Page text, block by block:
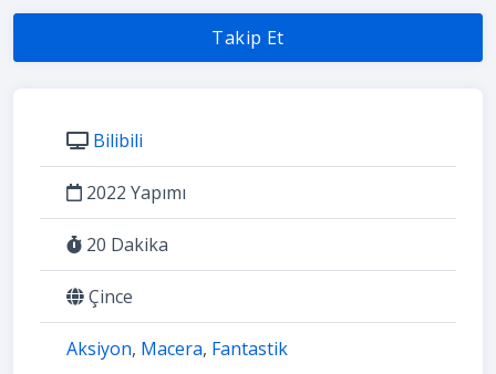
Takip Et
Bilibili
2022 Yapımı
20 Dakika
Çince
Aksiyon, Macera, Fantastik